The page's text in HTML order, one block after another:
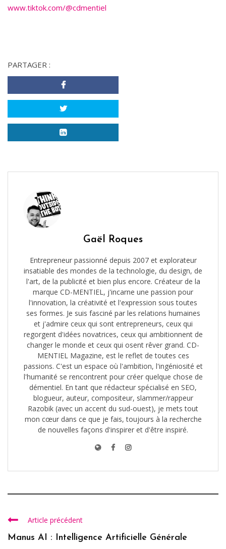
www.tiktok.com/@cdmentiel
PARTAGER :
Gaël Roques
Entrepreneur passionné depuis 2007 et explorateur
insatiable des mondes de la technologie, du design, de
l'art, de la publicité et bien plus encore. Créateur de la
marque CD-MENTIEL, j'incarne une passion pour
l'innovation, la créativité et l'expression sous toutes
ses formes. Je suis fasciné par les relations humaines
et j'admire ceux qui sont entrepreneurs, ceux qui
regorgent d'idées novatrices, ceux qui ambitionnent de
changer le monde et ceux qui osent rêver grand. CD-
MENTIEL Magazine, est le reflet de toutes ces
passions. C'est un espace où l'ambition, l'ingéniosité et
l'humanité se rencontrent pour créer quelque chose de
démentiel. En tant que rédacteur spécialisé en SEO,
blogueur, auteur, compositeur, slammer/rappeur
Razobik (avec un accent du sud-ouest), je mets tout
mon cœur dans ce que je fais, toujours à la recherche
de nouvelles façons d'inspirer et d'être inspiré.
Article précédent
Manus AI : Intelligence Artificielle Générale